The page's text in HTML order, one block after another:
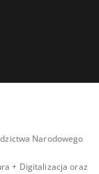
Narodowego
+ Digitalizacja oraz